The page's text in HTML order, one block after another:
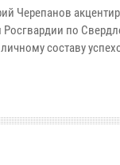
Черепанов
по
составу